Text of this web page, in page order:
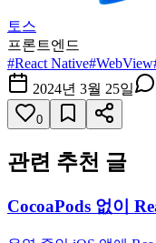
토스
프론트엔드
#React Native#WebView
2024년 3월 25일
0
관련 추천 글
CocoaPods 없이